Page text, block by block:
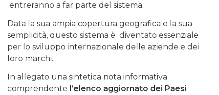
entreranno a far parte del sistema.
Data la sua ampia copertura geografica e la sua
semplicità, questo sistema è diventato essenziale
per lo sviluppo internazionale delle aziende e dei
loro marchi.
In allegato una sintetica nota informativa
comprendente l’elenco aggiornato dei Paesi